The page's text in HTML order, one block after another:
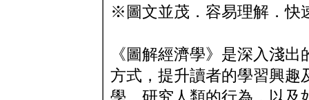
※圖文並茂．容易理解．快
《圖解經濟學》是深入淺
方式，提升讀者的學習興趣